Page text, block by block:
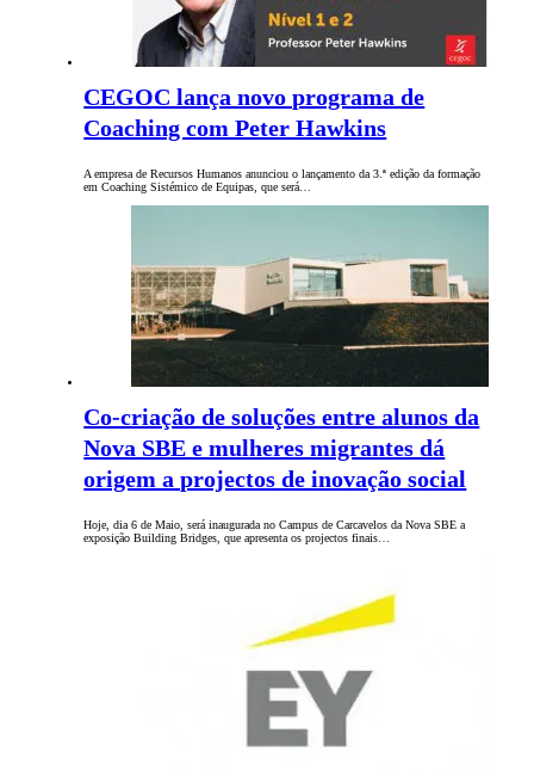
CEGOC lança novo programa de
Coaching com Peter Hawkins
A empresa de Recursos Humanos anunciou o lançamento da 3.ª edição da formação
em Coaching Sistémico de Equipas, que será…
Co-criação de soluções entre alunos da
Nova SBE e mulheres migrantes dá
origem a projectos de inovação social
Hoje, dia 6 de Maio, será inaugurada no Campus de Carcavelos da Nova SBE a
exposição Building Bridges, que apresenta os projectos finais…